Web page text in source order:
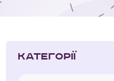
Категорії